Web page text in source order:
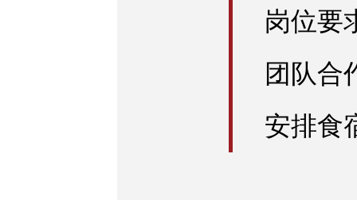
岗位要
团队合
安排食